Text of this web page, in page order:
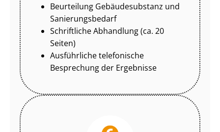
Beurteilung Gebäudesubstanz und
Sa­nie­rungs­be­darf
Schriftliche Abhandlung (ca. 20
Seiten)
Ausführliche telefonische
Besprechung der Ergebnisse